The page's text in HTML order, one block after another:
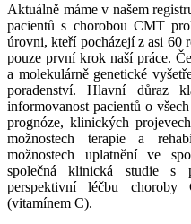
Aktuálně máme v našem
pacientů s chorobou CMT
úrovni, kteří pocházejí z asi 60
pouze první krok naší práce.
a molekulárně genetické
poradenství. Hlavní důraz
informovanost pacientů o
prognóze, klinických
možnostech terapie a
možnostech uplatnění ve
společná klinická studie s
perspektivní léčbu
(vitamínem C).